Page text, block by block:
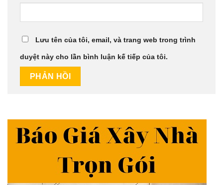
Lưu tên của tôi, email, và trang web trong trình
duyệt này cho lần bình luận kế tiếp của tôi.